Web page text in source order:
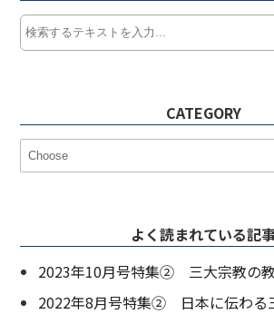
CATEGORY
よく読まれている記
2023年10月号特集② 三大宗教の
2022年8月号特集② 日本に伝わる